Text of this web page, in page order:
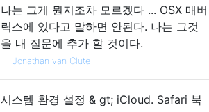
나는 그게 뭔지조차 모르겠다 ... OSX 매버
릭스에 있다고 말하면 안된다. 나는 그것
을 내 질문에 추가 할 것이다.
— Jonathan van Clute
시스템 환경 설정 & gt; iCloud. Safari 북